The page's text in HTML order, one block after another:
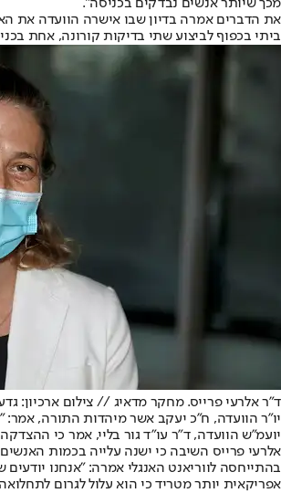
מכך שיותר אנשים נבדקים בכניסה".
ביתי בכפוף לביצוע שתי בדיקות קורונה, אחת
ד"ר אלרעי פרייס. מחקר מדאיג // צילום ארכיון:
יו"ר הוועדה, ח"כ יעקב אשר מיהדות התורה,
יועמ"ש הוועדה, ד"ר עו"ד גור בליי, אמר כי
אלרעי פרייס השיבה כי ישנה עלייה בכמות האנשים
בהתייחסה לווריאנט האנגלי אמרה: "אנחנו יודעים שיש העברה בקהילה בישראל- 30 אנשים אובחנו כחולים
אפריקאית יותר מטריד כי הוא עלול לגרום